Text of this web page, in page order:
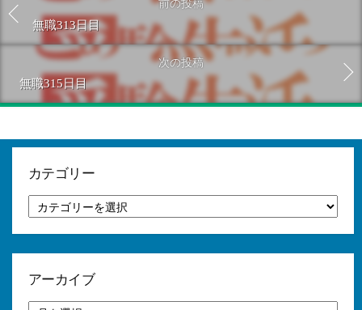
前の投稿
無職313日目
次の投稿
無職315日目
カテゴリー
テ
ゴ
アーカイブ